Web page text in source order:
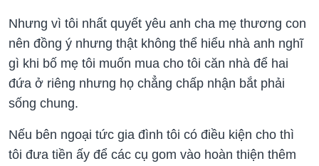
Nhưng vì tôi nhất quyết yêu anh cha mẹ thương con
nên đồng ý nhưng thật không thể hiểu nhà anh nghĩ
gì khi bố mẹ tôi muốn mua cho tôi căn nhà để hai
đứa ở riêng nhưng họ chẳng chấp nhận bắt phải
sống chung.
Nếu bên ngoại tức gia đình tôi có điều kiện cho thì
tôi đưa tiền ấy để các cụ gom vào hoàn thiện thêm